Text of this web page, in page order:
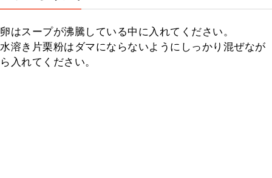
卵はスープが沸騰している中に入れてください。
水溶き片栗粉はダマにならないようにしっかり混ぜなが
ら入れてください。